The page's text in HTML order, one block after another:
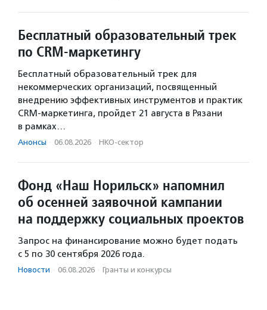
Бесплатный образовательный трек
по CRM-маркетингу
Бесплатный образовательный трек для
некоммерческих организаций, посвященный
внедрению эффективных инструментов и практик
CRM-маркетинга, пройдет 21 августа в Рязани
в рамках…
Анонсы · 06.08.2026 · НКО-сектор
Фонд «Наш Норильск» напомнил
об осенней заявочной кампании
на поддержку социальных проектов
Запрос на финансирование можно будет подать
с 5 по 30 сентября 2026 года.
Новости · 06.08.2026 · Гранты и конкурсы